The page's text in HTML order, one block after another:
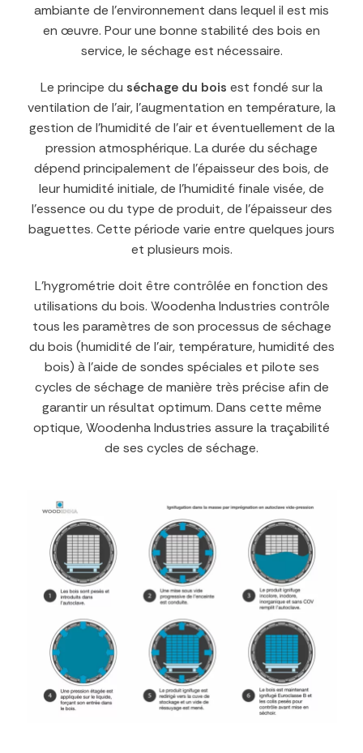
ambiante de l’environnement dans lequel il est mis
en œuvre. Pour une bonne stabilité des bois en
service, le séchage est nécessaire.
Le principe du séchage du bois est fondé sur la
ventilation de l’air, l’augmentation en température, la
gestion de l’humidité de l’air et éventuellement de la
pression atmosphérique. La durée du séchage
dépend principalement de l’épaisseur des bois, de
leur humidité initiale, de l’humidité finale visée, de
l’essence ou du type de produit, de l’épaisseur des
baguettes. Cette période varie entre quelques jours
et plusieurs mois.
L’hygrométrie doit être contrôlée en fonction des
utilisations du bois. Woodenha Industries contrôle
tous les paramètres de son processus de séchage
du bois (humidité de l’air, température, humidité des
bois) à l’aide de sondes spéciales et pilote ses
cycles de séchage de manière très précise afin de
garantir un résultat optimum. Dans cette même
optique, Woodenha Industries assure la traçabilité
de ses cycles de séchage.